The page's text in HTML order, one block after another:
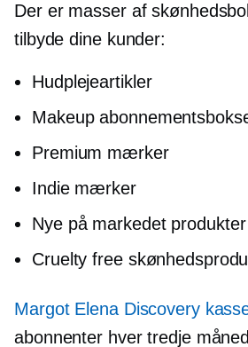
Der er masser af
tilbyde dine kunder:
Hudplejeartikler
Makeup
Premium mærker
Indie mærker
Nye på markedet
Cruelty free
Margot Elena Discovery
abonnenter hver tredje